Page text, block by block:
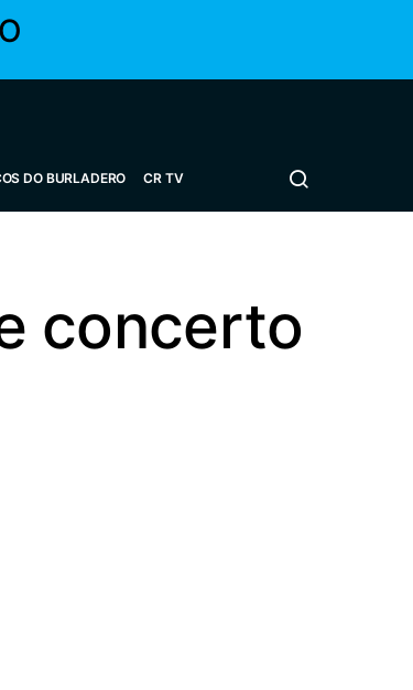
DO BURLADERO CR TV
concerto